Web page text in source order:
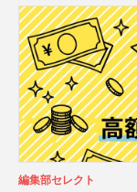
編集部セレクト